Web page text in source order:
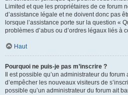
Limited et que les propriétaires de ce forum
d’assistance légale et ne doivent donc pas
lorsque l’assistance porte sur la question «
problèmes d’abus ou d’ordres légaux liés à
Haut
Pourquoi ne puis-je pas m’inscrire ?
Il est possible qu’un administrateur du
d’empêcher les nouveaux visiteurs de
possible qu’un administrateur du forum ait